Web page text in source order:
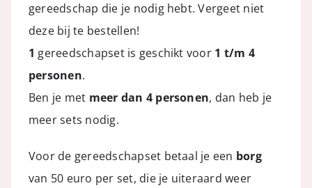
gereedschap die je nodig hebt. Vergeet niet
deze bij te bestellen!
1 gereedschapset is geschikt voor 1 t/m 4
personen.
Ben je met meer dan 4 personen, dan heb je
meer sets nodig.
Voor de gereedschapset betaal je een borg
van 50 euro per set, die je uiteraard weer